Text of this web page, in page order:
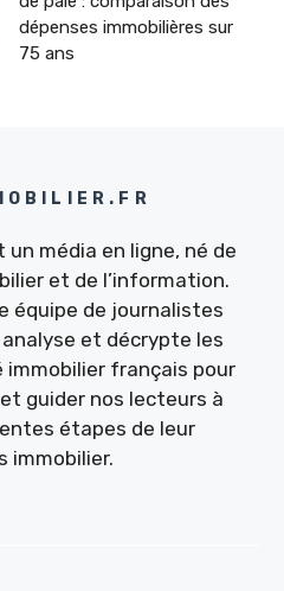
dépenses immobilières sur
75 ans
média en ligne, né de
et de l’information.
équipe de journalistes
et décrypte les
français pour
guider nos lecteurs à
étapes de leur
immobilier.